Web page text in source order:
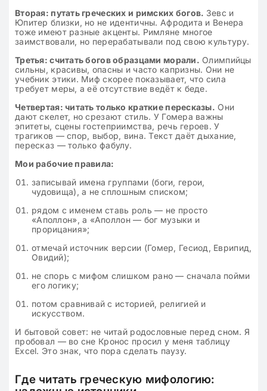
Вторая: путать греческих и римских богов. Зевс и
Юпитер близки, но не идентичны. Афродита и Венера
тоже имеют разные акценты. Римляне многое
заимствовали, но перерабатывали под свою культуру.
Третья: считать богов образцами морали. Олимпийцы
сильны, красивы, опасны и часто капризны. Они не
учебник этики. Миф скорее показывает, что сила
требует меры, а её отсутствие ведёт к беде.
Четвертая: читать только краткие пересказы. Они
дают скелет, но срезают стиль. У Гомера важны
эпитеты, сцены гостеприимства, речь героев. У
трагиков — спор, выбор, вина. Текст даёт дыхание,
пересказ — только фабулу.
Мои рабочие правила:
записывай имена группами (боги, герои,
чудовища), а не сплошным списком;
рядом с именем ставь роль — не просто
«Аполлон», а «Аполлон — бог музыки и
прорицания»;
отмечай источник версии (Гомер, Гесиод, Еврипид,
Овидий);
не спорь с мифом слишком рано — сначала пойми
его логику;
потом сравнивай с историей, религией и
искусством.
И бытовой совет: не читай родословные перед сном. Я
пробовал — во сне Кронос просил у меня таблицу
Excel. Это знак, что пора сделать паузу.
Где читать греческую мифологию: